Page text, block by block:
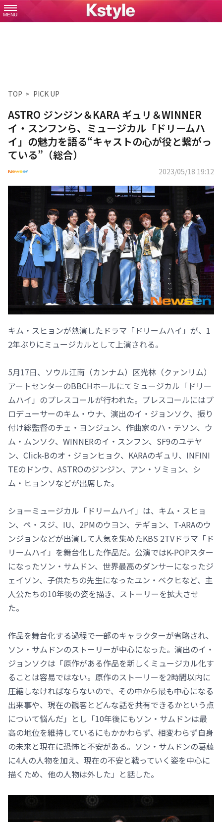
MENU
TOP PICK UP
ASTRO ジンジン＆KARA ギュリ＆WINNER
イ・スンフンら、ミュージカル「ドリームハ
イ」の魅力を語る“キャストの心が役と繋がっ
ている”（総合）
2023/05/18 19:12
キム・スヒョンが熱演したドラマ「ドリームハイ」が、1
2年ぶりにミュージカルとして上演される。
5月17日、ソウル江南（カンナム）区光林（クァンリム）
アートセンターのBBCHホールにてミュージカル「ドリー
ムハイ」のプレスコールが行われた。プレスコールにはプ
ロデューサーのキム・ウナ、演出のイ・ジョンソク、振り
付け総監督のチェ・ヨンジュン、作曲家のハ・テソン、ウ
ム・ムンソク、WINNERのイ・スンフン、SF9のユテヤ
ン、Click-Bのオ・ジョンヒョク、KARAのギュリ、INFINI
TEのドンウ、ASTROのジンジン、アン・ソミョン、シ
ム・ヒョンソなどが出席した。
ショーミュージカル「ドリームハイ」は、キム・スヒョ
ン、ペ・スジ、IU、2PMのウヨン、テギョン、T-ARAのウ
ンジョンなどが出演して人気を集めたKBS 2TVドラマ「ド
リームハイ」を舞台化した作品だ。公演ではK-POPスター
になったソン・サムドン、世界最高のダンサーになったジ
ェイソン、子供たちの先生になったユン・ベクヒなど、主
人公たちの10年後の姿を描き、ストーリーを拡大させ
た。
作品を舞台化する過程で一部のキャラクターが省略され、
ソン・サムドンのストーリーが中心になった。演出のイ・
ジョンソクは「原作がある作品を新しくミュージカル化す
ることは容易ではない。原作のストーリーを2時間以内に
圧縮しなければならないので、その中から最も中心になる
出来事や、現在の観客とどんな話を共有できるかという点
について悩んだ」とし「10年後にもソン・サムドンは最
高の地位を維持しているにもかかわらず、相変わらず自身
の未来と現在に恐怖と不安がある。ソン・サムドンの葛藤
に4人の人物を加え、現在の不安と戦っていく姿を中心に
描くため、他の人物は外した」と話した。